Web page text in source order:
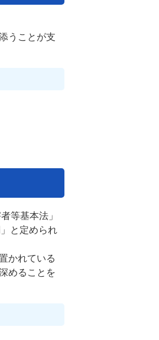
うことが支
等基本法」
と定められ
かれている
めることを